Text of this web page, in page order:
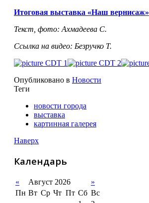
Итоговая выставка «Наш вернисаж»
Текст, фото: Ахмадеева С.
Ссылка на видео: Безручко Т.
Опубликовано в Новости
Теги
новости города
выставка
картинная галерея
Наверх
Календарь
« Август 2026
»
Пн Вт Ср Чт Пт Сб Вс